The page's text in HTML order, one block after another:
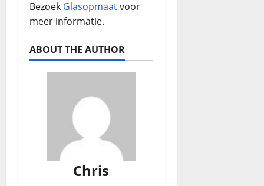
Bezoek Glasopmaatvoor
meer informatie.
ABOUT THE AUTHOR
Chris